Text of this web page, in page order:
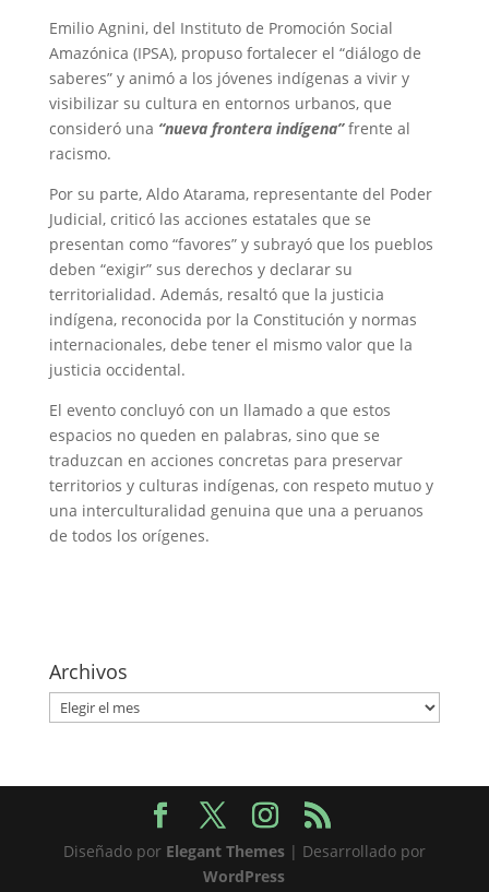
Emilio Agnini, del Instituto de Promoción Social
Amazónica (IPSA), propuso fortalecer el “diálogo de
saberes” y animó a los jóvenes indígenas a vivir y
visibilizar su cultura en entornos urbanos, que
consideró una “nueva frontera indígena”frente al
racismo.
Por su parte, Aldo Atarama, representante del Poder
Judicial, criticó las acciones estatales que se
presentan como “favores” y subrayó que los pueblos
deben “exigir” sus derechos y declarar su
territorialidad. Además, resaltó que la justicia
indígena, reconocida por la Constitución y normas
internacionales, debe tener el mismo valor que la
justicia occidental.
El evento concluyó con un llamado a que estos
espacios no queden en palabras, sino que se
traduzcan en acciones concretas para preservar
territorios y culturas indígenas, con respeto mutuo y
una interculturalidad genuina que una a peruanos
de todos los orígenes.
Archivos
Archivos
Diseñado por Elegant Themes| Desarrollado por
WordPress